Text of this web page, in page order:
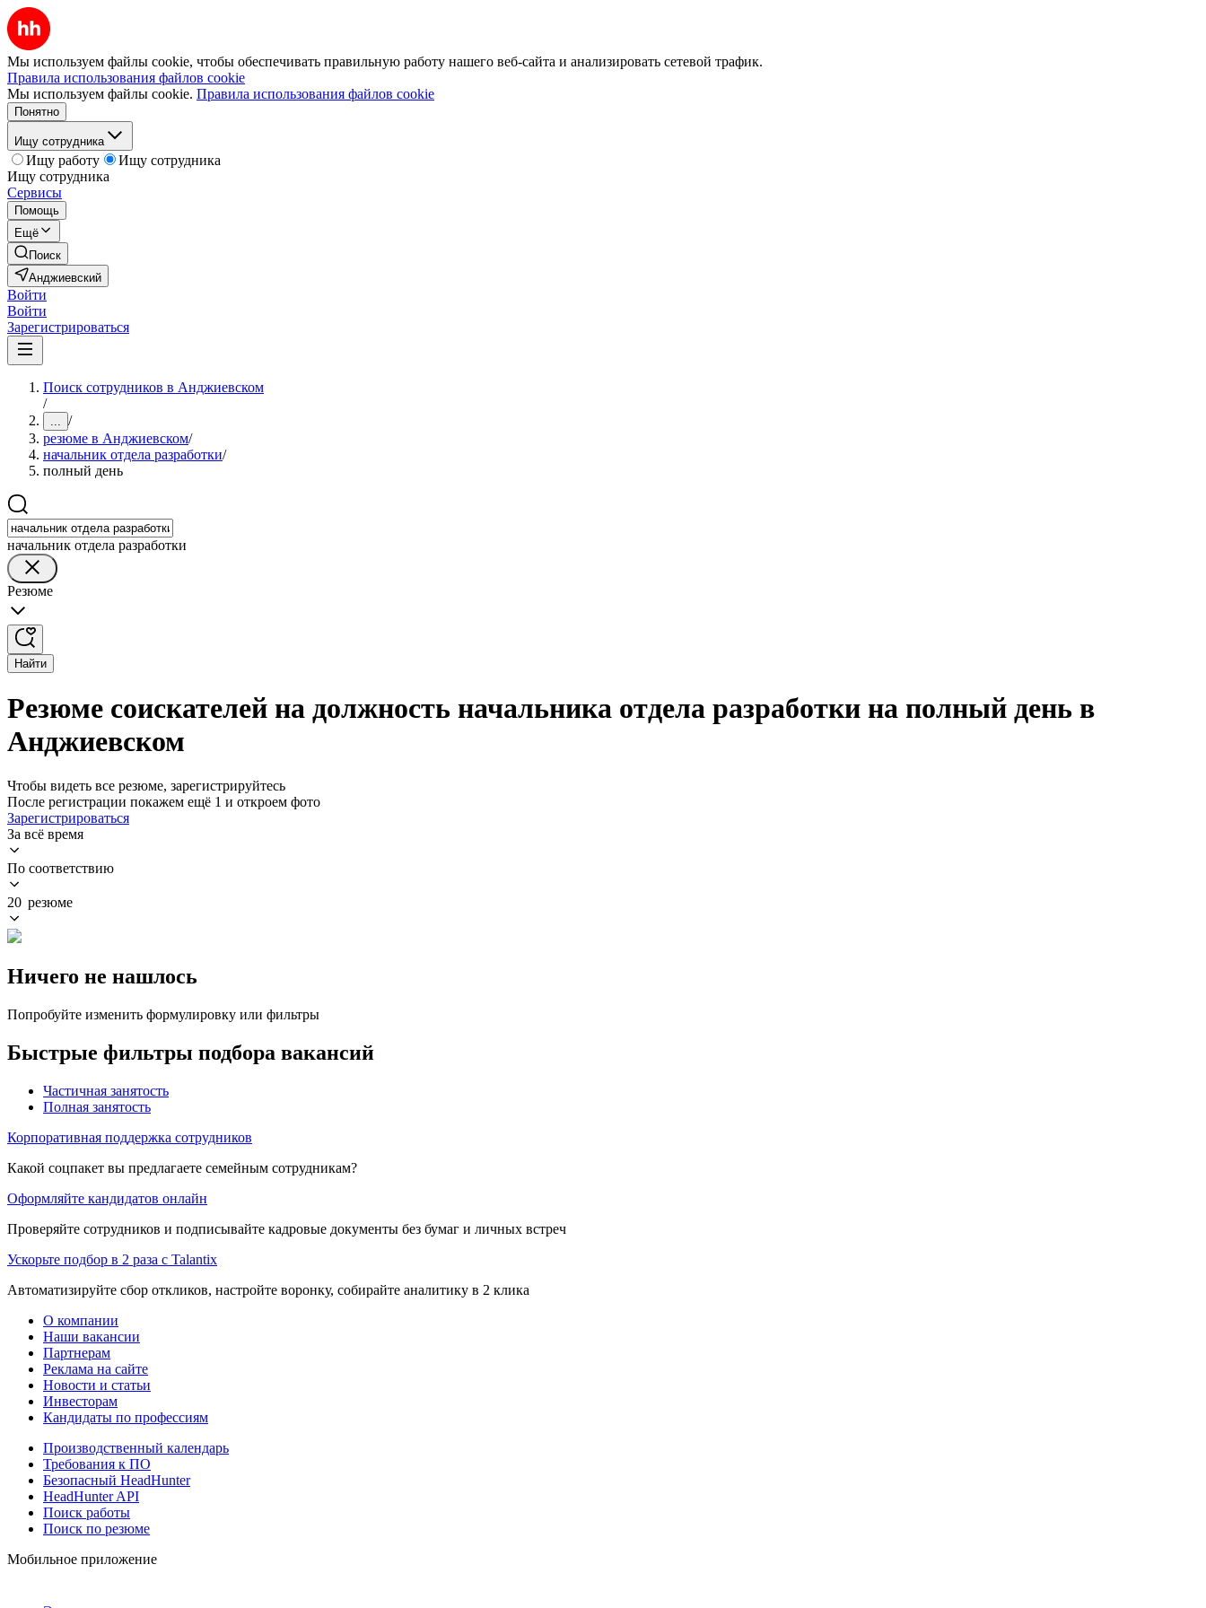
Мы используем файлы cookie, чтобы обеспечивать правильную работу нашего веб-сайта и анализировать сетевой трафик.
Правила использования файлов cookie
Мы используем файлы cookie. Правила использования файлов cookie
Понятно
Ищу сотрудника
Ищу работу
Ищу сотрудника
Ищу сотрудника
Сервисы
Помощь
Ещё
Поиск
Анджиевский
Войти
Войти
Зарегистрироваться
Поиск сотрудников в Анджиевском
/
... /
резюме в Анджиевском/
начальник отдела разработки/
полный день
начальник отдела разработки
Резюме
Найти
Резюме соискателей на должность начальника отдела разработки на полный день в
Анджиевском
Чтобы видеть все резюме, зарегистрируйтесь
После регистрации покажем ещё 1 и откроем фото
Зарегистрироваться
За всё время
По соответствию
20 резюме
Ничего не нашлось
Попробуйте изменить формулировку или фильтры
Быстрые фильтры подбора вакансий
Частичная занятость
Полная занятость
Корпоративная поддержка сотрудников
Какой соцпакет вы предлагаете семейным сотрудникам?
Оформляйте кандидатов онлайн
Проверяйте сотрудников и подписывайте кадровые документы без бумаг и личных встреч
Ускорьте подбор в 2 раза с Talantix
Автоматизируйте сбор откликов, настройте воронку, собирайте аналитику в 2 клика
О компании
Наши вакансии
Партнерам
Реклама на сайте
Новости и статьи
Инвесторам
Кандидаты по профессиям
Производственный календарь
Требования к ПО
Безопасный HeadHunter
HeadHunter API
Поиск работы
Поиск по резюме
Мобильное приложение